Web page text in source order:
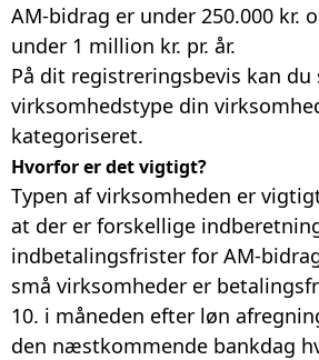
AM-bidrag er under 250.000 kr.
under 1 million kr. pr. år.
På dit registreringsbevis kan du
virksomhedstype din
kategoriseret.
Hvorfor er det vigtigt?
Typen af virksomheden er
at der er forskellige
indbetalingsfrister for AM-
små virksomheder er
10. i måneden efter løn
den næstkommende bankdag